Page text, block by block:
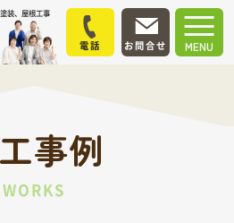
装、屋根工事
MENU
電話 お問合せ
事例
WORKS